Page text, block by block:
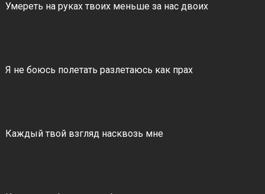
Умереть на руках твоих меньше за нас двоих
Я не боюсь полетать разлетаюсь как прах
Каждый твой взгляд насквозь мне